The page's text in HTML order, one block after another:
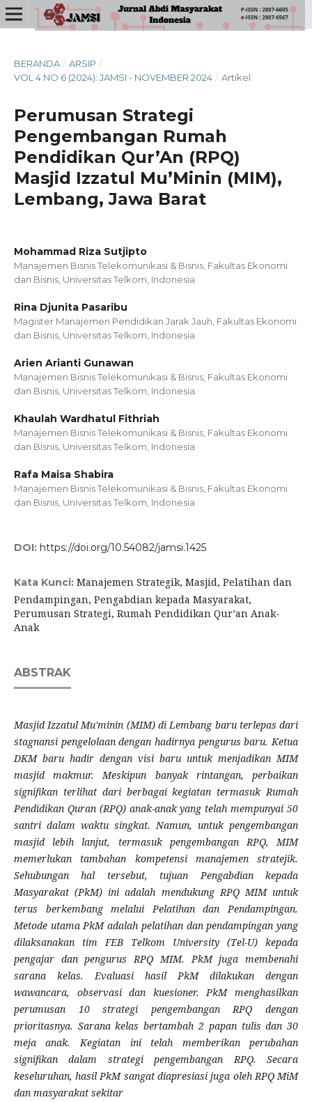
BERANDA / ARSIP /
VOL 4 NO 6 (2024): JAMSI - NOVEMBER 2024 / Artikel
Perumusan Strategi
Pengembangan Rumah
Pendidikan Qur’An (RPQ)
Masjid Izzatul Mu’Minin (MIM),
Lembang, Jawa Barat
Mohammad Riza Sutjipto
Manajemen Bisnis Telekomunikasi & Bisnis, Fakultas Ekonomi
dan Bisnis, Universitas Telkom, Indonesia
Rina Djunita Pasaribu
Magister Manajemen Pendidikan Jarak Jauh, Fakultas Ekonomi
dan Bisnis, Universitas Telkom, Indonesia
Arien Arianti Gunawan
Manajemen Bisnis Telekomunikasi & Bisnis, Fakultas Ekonomi
dan Bisnis, Universitas Telkom, Indonesia
Khaulah Wardhatul Fithriah
Manajemen Bisnis Telekomunikasi & Bisnis, Fakultas Ekonomi
dan Bisnis, Universitas Telkom, Indonesia
Rafa Maisa Shabira
Manajemen Bisnis Telekomunikasi & Bisnis, Fakultas Ekonomi
dan Bisnis, Universitas Telkom, Indonesia
DOI: https://doi.org/10.54082/jamsi.1425
Kata Kunci: Manajemen Strategik, Masjid, Pelatihan dan
Pendampingan, Pengabdian kepada Masyarakat,
Perumusan Strategi, Rumah Pendidikan Qur’an Anak-
Anak
ABSTRAK
Masjid Izzatul Mu'minin (MIM) di Lembang baru terlepas dari
stagnansi pengelolaan dengan hadirnya pengurus baru. Ketua
DKM baru hadir dengan visi baru untuk menjadikan MIM
masjid makmur. Meskipun banyak rintangan, perbaikan
signifikan terlihat dari berbagai kegiatan termasuk Rumah
Pendidikan Quran (RPQ) anak-anak yang telah mempunyai 50
santri dalam waktu singkat. Namun, untuk pengembangan
masjid lebih lanjut, termasuk pengembangan RPQ, MIM
memerlukan tambahan kompetensi manajemen stratejik.
Sehubungan hal tersebut, tujuan Pengabdian kepada
Masyarakat (PkM) ini adalah mendukung RPQ MIM untuk
terus berkembang melalui Pelatihan dan Pendampingan.
Metode utama PkM adalah pelatihan dan pendampingan yang
dilaksanakan tim FEB Telkom University (Tel-U) kepada
pengajar dan pengurus RPQ MIM. PkM juga membenahi
sarana kelas. Evaluasi hasil PkM dilakukan dengan
wawancara, observasi dan kuesioner. PkM menghasilkan
perumusan 10 strategi pengembangan RPQ dengan
prioritasnya. Sarana kelas bertambah 2 papan tulis dan 30
meja anak. Kegiatan ini telah memberikan perubahan
signifikan dalam strategi pengembangan RPQ. Secara
keseluruhan, hasil PkM sangat diapresiasi juga oleh RPQ MiM
dan masyarakat sekitar